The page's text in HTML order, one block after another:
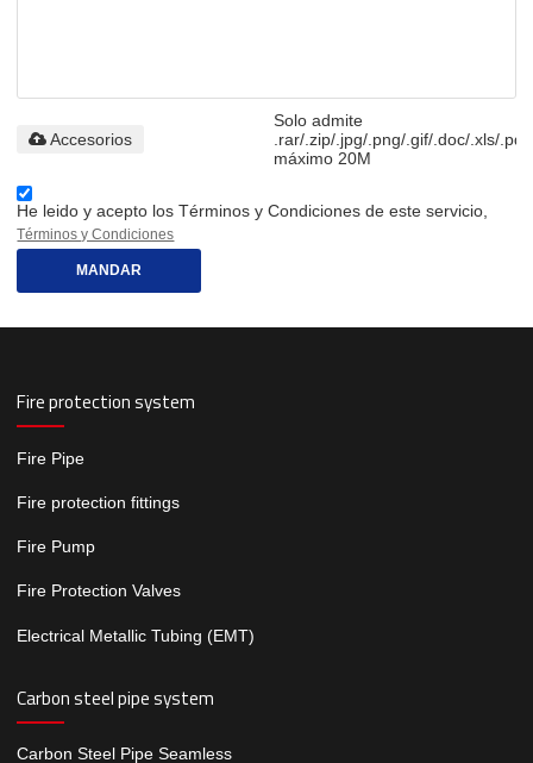
Solo admite
.rar/.zip/.jpg/.png/.gif/.doc/.xls/.pdf,
máximo 20M
Accesorios
He leido y acepto los Términos y Condiciones de este servicio,
Términos y Condiciones
MANDAR
Fire protection system
Fire Pipe
Fire protection fittings
Fire Pump
Fire Protection Valves
Electrical Metallic Tubing (EMT)
Carbon steel pipe system
Carbon Steel Pipe Seamless